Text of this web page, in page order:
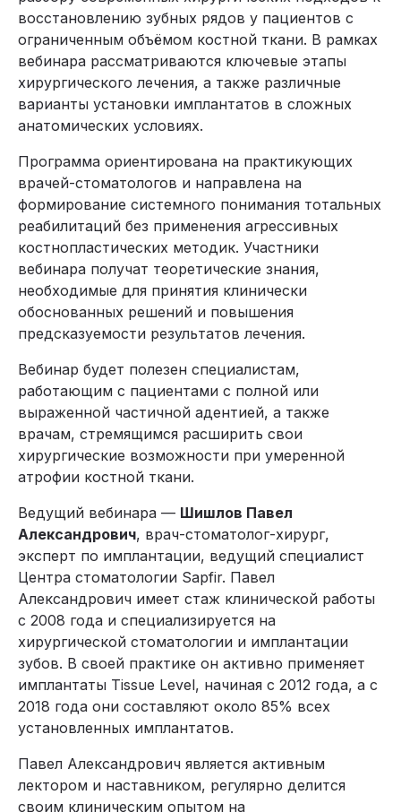
восстановлению зубных рядов у пациентов с
ограниченным объёмом костной ткани. В рамках
вебинара рассматриваются ключевые этапы
хирургического лечения, а также различные
варианты установки имплантатов в сложных
анатомических условиях.
Программа ориентирована на практикующих
врачей-стоматологов и направлена на
формирование системного понимания тотальных
реабилитаций без применения агрессивных
костнопластических методик. Участники
вебинара получат теоретические знания,
необходимые для принятия клинически
обоснованных решений и повышения
предсказуемости результатов лечения.
Вебинар будет полезен специалистам,
работающим с пациентами с полной или
выраженной частичной адентией, а также
врачам, стремящимся расширить свои
хирургические возможности при умеренной
атрофии костной ткани.
Ведущий вебинара — Шишлов Павел
Александрович, врач-стоматолог-хирург,
эксперт по имплантации, ведущий специалист
Центра стоматологии Sapfir. Павел
Александрович имеет стаж клинической работы
с 2008 года и специализируется на
хирургической стоматологии и имплантации
зубов. В своей практике он активно применяет
имплантаты Tissue Level, начиная с 2012 года, а с
2018 года они составляют около 85% всех
установленных имплантатов.
Павел Александрович является активным
лектором и наставником, регулярно делится
своим клиническим опытом на